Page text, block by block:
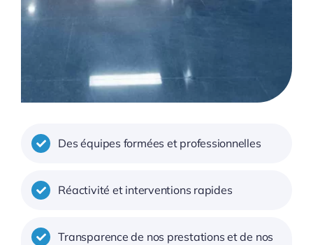
Des équipes formées et professionnelles
Réactivité et interventions rapides
Transparence de nos prestations et de nos